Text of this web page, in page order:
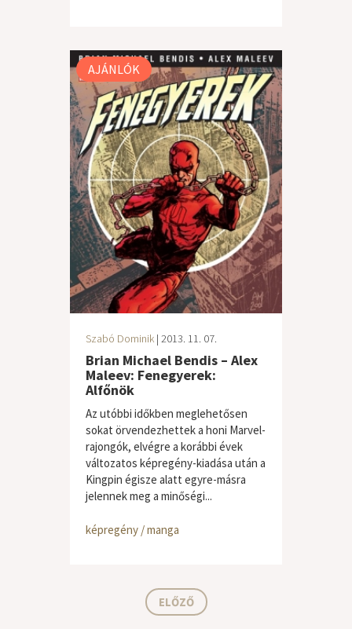
AJÁNLÓK
Szabó Dominik | 2013. 11. 07.
Brian Michael Bendis – Alex
Maleev: Fenegyerek:
Alfőnök
Az utóbbi időkben meglehetősen
sokat örvendezhettek a honi Marvel-
rajongók, elvégre a korábbi évek
változatos képregény-kiadása után a
Kingpin égisze alatt egyre-másra
jelennek meg a minőségi...
képregény / manga
ELŐZŐ